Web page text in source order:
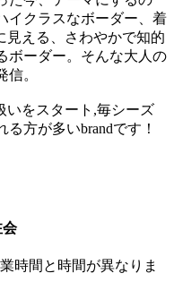
イクラスなボーダー、着
見える、さわやかで知的
ボーダー。そんな大人の
。
いをスタート,毎シーズ
方が多いbrandです！
会
時間と時間が異なりま